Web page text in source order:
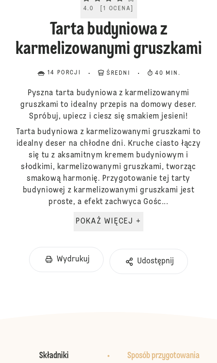
4.0 1 OCENA
Tarta budyniowa z
karmelizowanymi gruszkami
14 PORCJI ŚREDNI 40 MIN.
Pyszna tarta budyniowa z karmelizowanymi
gruszkami to idealny przepis na domowy deser.
Spróbuj, upiecz i ciesz się smakiem jesieni!
Tarta budyniowa z karmelizowanymi gruszkami to
idealny deser na chłodne dni. Kruche ciasto łączy
się tu z aksamitnym kremem budyniowym i
słodkimi, karmelizowanymi gruszkami, tworząc
smakową harmonię. Przygotowanie tej tarty
budyniowej z karmelizowanymi gruszkami jest
proste, a efekt zachwyca Gośc...
POKAŻ WIĘCEJ +
Wydrukuj Udostępnij
Składniki Sposób przygotowania